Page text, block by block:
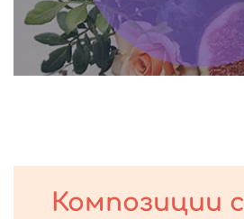
Композиции с